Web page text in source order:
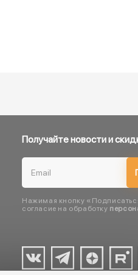
Получайте новости и
Нажимая кнопку
согласие на обработку